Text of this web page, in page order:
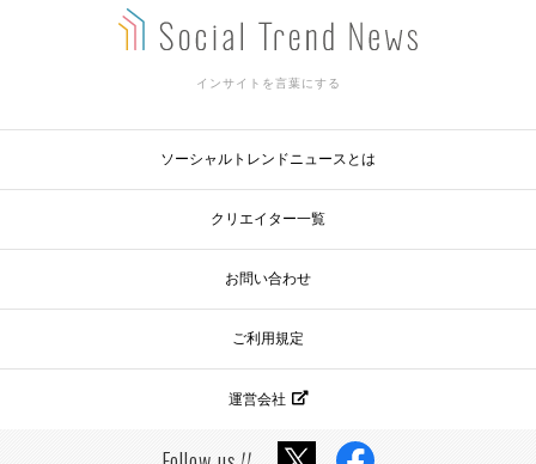
インサイトを言葉にする
ソーシャルトレンドニュースとは
クリエイター一覧
お問い合わせ
ご利用規定
運営会社